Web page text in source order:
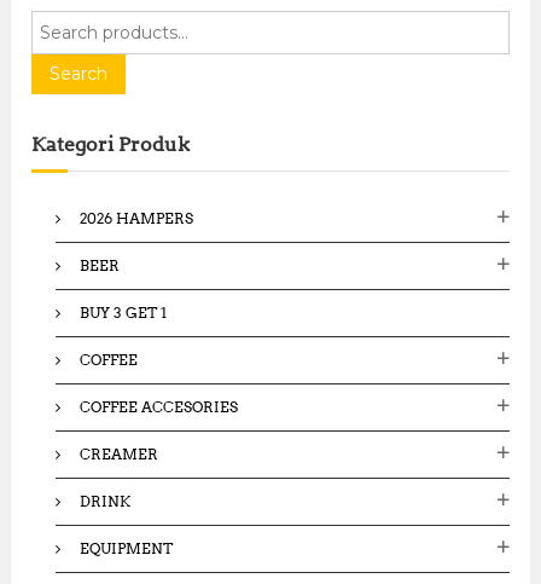
r
h
f
Search
Kategori Produk
2026 HAMPERS
BEER
BUY 3 GET 1
COFFEE
COFFEE ACCESORIES
CREAMER
DRINK
EQUIPMENT